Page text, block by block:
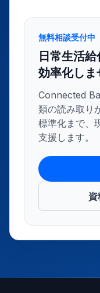
無料相談受付中
日常生活
効率化しま
Connected
類の読み取り
標準化まで、
支援します。